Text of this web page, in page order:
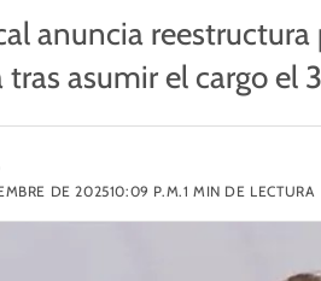
anuncia
asumir el cargo el
DE 202510:09 P.M.1 MIN DE LECTURA